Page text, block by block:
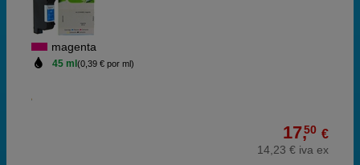
magenta
45 ml (0,39 € por ml)
17,50 €
14,23 € iva ex